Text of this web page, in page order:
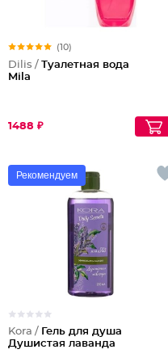
(10)
Dilis / Туалетная вода
Mila
1488 ₽
Рекомендуем
Kora / Гель для душа
Душистая лаванда